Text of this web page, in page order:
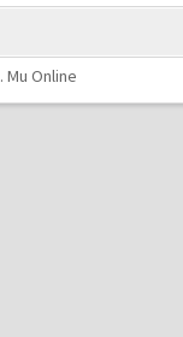
. Mu Online